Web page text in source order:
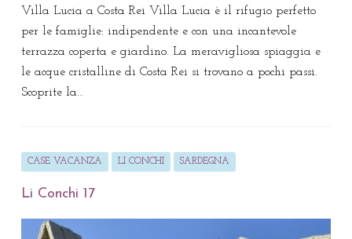
Villa Lucia a Costa Rei Villa Lucia è il rifugio perfetto
per le famiglie: indipendente e con una incantevole
terrazza coperta e giardino. La meravigliosa spiaggia e
le acque cristalline di Costa Rei si trovano a pochi passi.
Scoprite la…
CASE VACANZA LI CONCHI SARDEGNA
Li Conchi 17